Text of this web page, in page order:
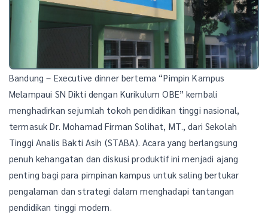
Bandung – Executive dinner bertema “Pimpin Kampus
Melampaui SN Dikti dengan Kurikulum OBE” kembali
menghadirkan sejumlah tokoh pendidikan tinggi nasional,
termasuk Dr. Mohamad Firman Solihat, MT., dari Sekolah
Tinggi Analis Bakti Asih (STABA). Acara yang berlangsung
penuh kehangatan dan diskusi produktif ini menjadi ajang
penting bagi para pimpinan kampus untuk saling bertukar
pengalaman dan strategi dalam menghadapi tantangan
pendidikan tinggi modern.